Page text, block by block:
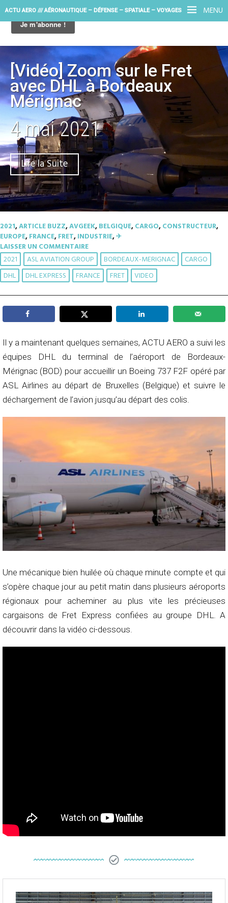
MENU
ACTU AERO /// AÉRONAUTIQUE – DÉFENSE – SPATIALE – VOYAGES
[Vidéo] Zoom sur le Fret
avec DHL à Bordeaux
Mérignac
4 mai 2021
Lire la Suite
2021,ARTICLE BUZZ,AVGEEK,BELGIQUE,CARGO,CONSTRUCTEUR,
EUROPE,FRANCE,FRET,INDUSTRIE,✈︎
LAISSER UN COMMENTAIRE
2021 ASL AVIATION GROUP BORDEAUX-MERIGNAC
CARGO
DHL
DHL EXPRESS FRANCE FRET VIDEO
Il y a maintenant quelques semaines, ACTU AERO a suivi les
équipes DHL du terminal de l’aéroport de Bordeaux-
Mérignac (BOD) pour accueillir un Boeing 737 F2F opéré par
ASL Airlines au départ de Bruxelles (Belgique) et suivre le
déchargement de l’avion jusqu’au départ des colis.
Une mécanique bien huilée où chaque minute compte et qui
s’opère chaque jour au petit matin dans plusieurs aéroports
régionaux pour acheminer au plus vite les précieuses
cargaisons de Fret Express confiées au groupe DHL. A
découvrir dans la vidéo ci-dessous.